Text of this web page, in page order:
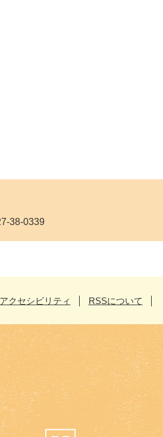
38-0339
アクセシビリティ RSSについて